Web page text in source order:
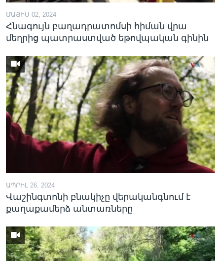
ՄԱՅԻՍ 02, 2024
Հնագույն բաղադրատոմսի հիման վրա
մեղրից պատրաստված եթովպական գինին
ԱՊՐԻԼ 26, 2024
Վաշինգտոնի բնակիչը վերականգնում է
քաղաքամերձ անտառները